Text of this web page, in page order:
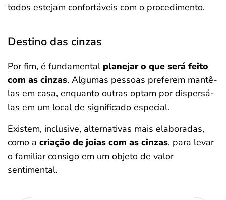
todos estejam confortáveis com o procedimento.
Destino das cinzas
Por fim, é fundamental planejar o que será feito
com as cinzas. Algumas pessoas preferem mantê-
las em casa, enquanto outras optam por dispersá-
las em um local de significado especial.
Existem, inclusive, alternativas mais elaboradas,
como a criação de joias com as cinzas, para levar
o familiar consigo em um objeto de valor
sentimental.